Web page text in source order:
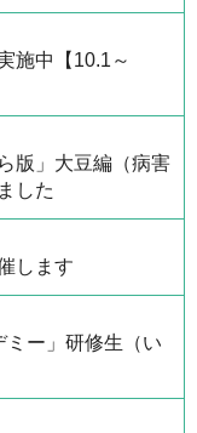
施中【10.1～
版」大豆編（病害
した
します
ー」研修生（い